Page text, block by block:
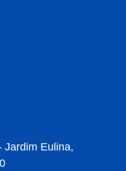
Jardim Eulina,